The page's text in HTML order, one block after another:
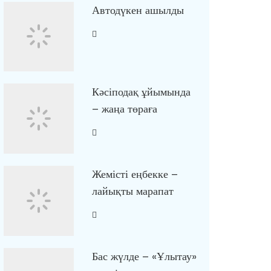
Автодүкен ашылды
Кәсіподақ ұйымында
– жаңа төраға
Жемісті еңбекке –
лайықты марапат
Бас жүлде – «Ұлытау»